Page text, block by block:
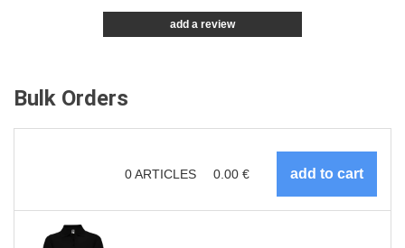
add a review
Bulk Orders
0ARTICLES 0.00 €